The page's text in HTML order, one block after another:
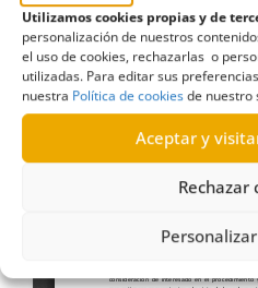
Utilizamos cookies propias y de
personalización de nuestros
el uso de cookies, rechazarlas o
utilizadas. Para editar sus
nuestra Política de cookiesde nuestro
Aceptar y
Rechazar